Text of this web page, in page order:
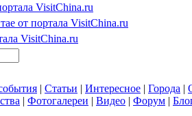
VisitChina.ru
от портала VisitChina.ru
VisitChina.ru
| Статьи | Интересное | Города |
| Фотогалереи | Видео | Форум |